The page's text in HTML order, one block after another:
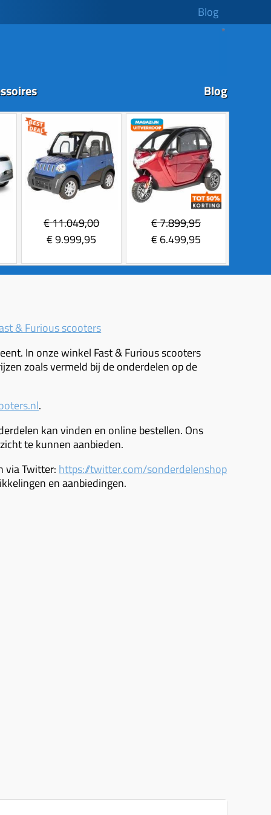
Blog
Blog
€11.049,00
€9.999,95
€7.899,95
€6.499,95
& Furious scooters
In onze winkel Fast & Furious scooters
zoals vermeld bij de onderdelen op de
.
kan vinden en online bestellen. Ons
te kunnen aanbieden.
via Twitter: https://twitter.com/sonderdelenshop
en aanbiedingen.